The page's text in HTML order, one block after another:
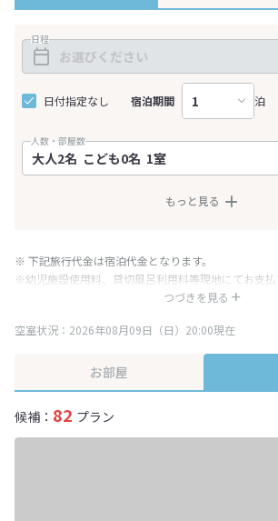
日程
日付指定なし 宿泊期間 泊
人数・部屋数
もっと見る
つづきを見る
※ 下記旅行代金は宿泊代金となります。
※幼児施設使用料、貸切風呂利用料等現地にてお支
み表記となりますが、消費税増税に伴い代金が一部変
※表示されている旅行代金・プラン内容は一定時間ご
空室状況：2026年08月09日（日）20:00現在
お部屋
候補： 82 プラン